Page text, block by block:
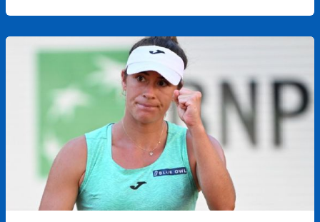
el
sueño
Cerúndolo
Roland
Garros:
Berrettini